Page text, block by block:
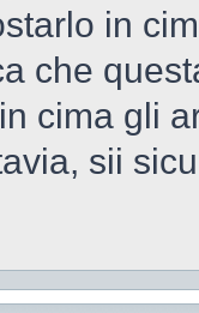
in
che
cima gli
sii